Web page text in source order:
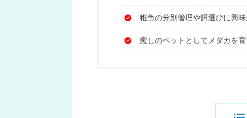
稚魚の分別管理や餌選びに興
癒しのペットとしてメダカを